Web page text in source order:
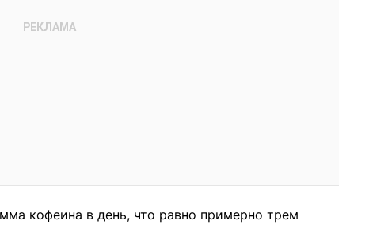
кофеина в день, что равно примерно трем